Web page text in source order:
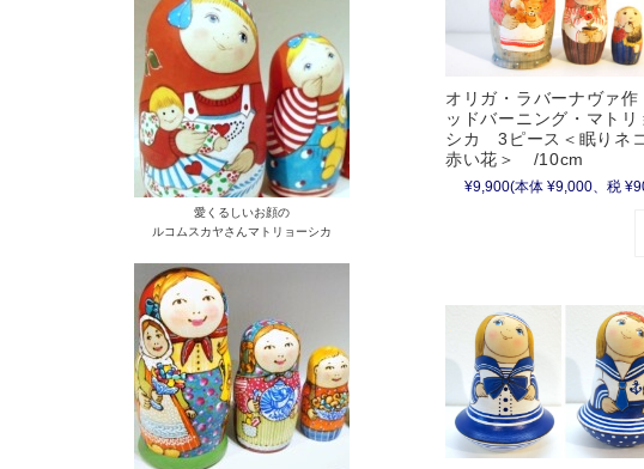
オリガ・ラバーナヴァ
ッドバーニング・マトリ
シカ 3ピース＜眠りネ
赤い花＞ /10cm
¥9,900(本体 ¥9,000、税
愛くるしいお顔の
ルコムスカヤさんマトリョーシカ